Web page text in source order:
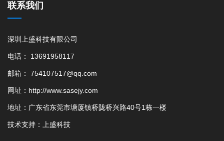
联系我们
深圳上盛科技有限公司
电话： 13691958117
邮箱： 754107517@qq.com
网址：http://www.sasejy.com
地址：广东省东莞市塘厦镇桥陇桥兴路40号1栋一楼
技术支持： 上盛科技